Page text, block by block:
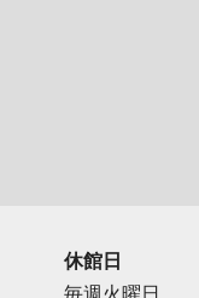
休館日
毎週火曜日